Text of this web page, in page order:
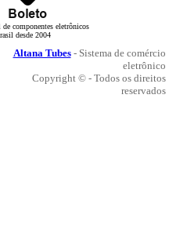
componentes eletrônicos
desde 2004
Altana Tubes- Sistema de comércio
eletrônico
Copyright © - Todos os direitos
reservados